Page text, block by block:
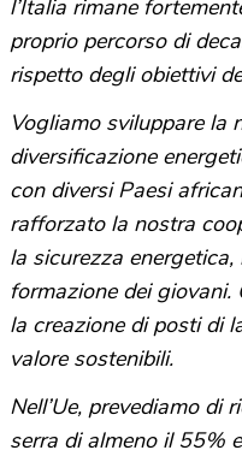
l’Italia rimane
proprio percorso di
rispetto degli obiettivi
Vogliamo sviluppare la
diversificazione
con diversi Paesi
rafforzato la nostra
la sicurezza
formazione dei giovani.
la creazione di posti di
valore sostenibili.
Nell’Ue, prevediamo di
serra di almeno il 55%